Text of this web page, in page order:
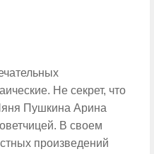
Не секрет, что
Пушкина Арина
В своем
произведений